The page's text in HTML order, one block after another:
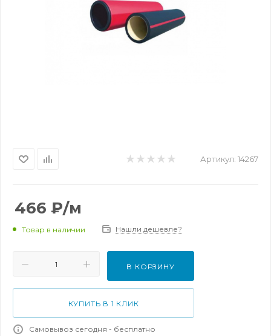
Артикул: 14267
466 ₽/м
Товар в наличии Нашли дешевле?
В КОРЗИНУ
КУПИТЬ В 1 КЛИК
Самовывоз сегодня - бесплатно